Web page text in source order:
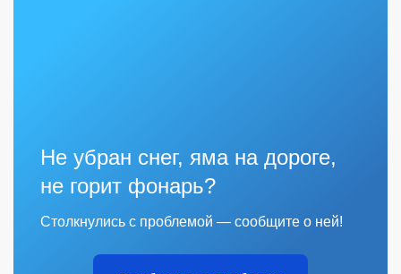
Не убран снег, яма на дороге,
не горит фонарь?
Столкнулись с проблемой — сообщите о ней!